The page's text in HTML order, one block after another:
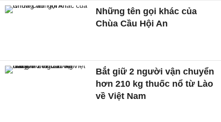
Những tên gọi khác của
Chùa Cầu Hội An
Bắt giữ 2 người vận chuyển
hơn 210 kg thuốc nổ từ Lào
về Việt Nam